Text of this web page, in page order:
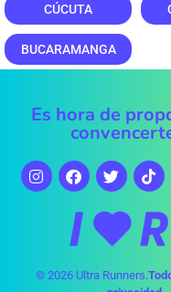
CÚCUTA
BUCARAMANGA
Es hora de
© 2026 Ultra Runners.